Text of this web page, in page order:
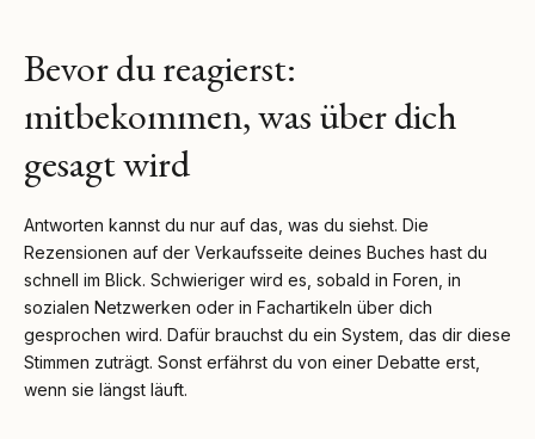
Bevor du reagierst:
mitbekommen, was über dich
gesagt wird
Antworten kannst du nur auf das, was du siehst. Die
Rezensionen auf der Verkaufsseite deines Buches hast du
schnell im Blick. Schwieriger wird es, sobald in Foren, in
sozialen Netzwerken oder in Fachartikeln über dich
gesprochen wird. Dafür brauchst du ein System, das dir diese
Stimmen zuträgt. Sonst erfährst du von einer Debatte erst,
wenn sie längst läuft.